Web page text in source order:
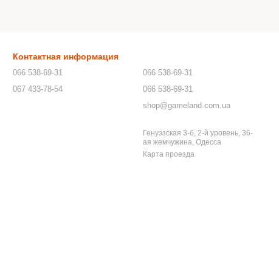
Контактная информация
066 538-69-31
067 433-78-54
066 538-69-31
066 538-69-31
shop@gameland.com.ua
Генуэзская 3-б, 2-й уровень, 36-
ая жемчужина, Одесса
Карта проезда